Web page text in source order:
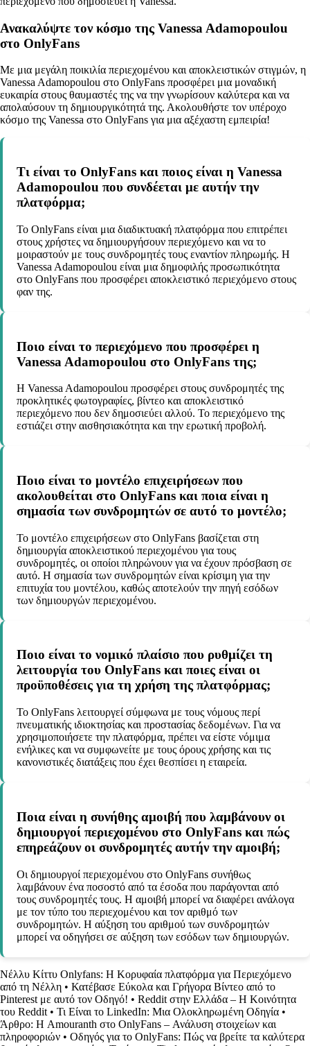
Ανακαλύψτε τον κόσμο της Vanessa Adamopoulou
στο OnlyFans
Με μια μεγάλη ποικιλία περιεχομένου και αποκλειστικών στιγμών, η
Vanessa Adamopoulou στο OnlyFans προσφέρει μια μοναδική
ευκαιρία στους θαυμαστές της να την γνωρίσουν καλύτερα και να
απολαύσουν τη δημιουργικότητά της. Ακολουθήστε τον υπέροχο
κόσμο της Vanessa στο OnlyFans για μια αξέχαστη εμπειρία!
Τι είναι το OnlyFans και ποιος είναι η Vanessa
Adamopoulou που συνδέεται με αυτήν την
πλατφόρμα;
Το OnlyFans είναι μια διαδικτυακή πλατφόρμα που επιτρέπει
στους χρήστες να δημιουργήσουν περιεχόμενο και να το
μοιραστούν με τους συνδρομητές τους εναντίον πληρωμής. Η
Vanessa Adamopoulou είναι μια δημοφιλής προσωπικότητα
στο OnlyFans που προσφέρει αποκλειστικό περιεχόμενο στους
φαν της.
Ποιο είναι το περιεχόμενο που προσφέρει η
Vanessa Adamopoulou στο OnlyFans της;
Η Vanessa Adamopoulou προσφέρει στους συνδρομητές της
προκλητικές φωτογραφίες, βίντεο και αποκλειστικό
περιεχόμενο που δεν δημοσιεύει αλλού. Το περιεχόμενο της
εστιάζει στην αισθησιακότητα και την ερωτική προβολή.
Ποιο είναι το μοντέλο επιχειρήσεων που
ακολουθείται στο OnlyFans και ποια είναι η
σημασία των συνδρομητών σε αυτό το μοντέλο;
Το μοντέλο επιχειρήσεων στο OnlyFans βασίζεται στη
δημιουργία αποκλειστικού περιεχομένου για τους
συνδρομητές, οι οποίοι πληρώνουν για να έχουν πρόσβαση σε
αυτό. Η σημασία των συνδρομητών είναι κρίσιμη για την
επιτυχία του μοντέλου, καθώς αποτελούν την πηγή εσόδων
των δημιουργών περιεχομένου.
Ποιο είναι το νομικό πλαίσιο που ρυθμίζει τη
λειτουργία του OnlyFans και ποιες είναι οι
προϋποθέσεις για τη χρήση της πλατφόρμας;
Το OnlyFans λειτουργεί σύμφωνα με τους νόμους περί
πνευματικής ιδιοκτησίας και προστασίας δεδομένων. Για να
χρησιμοποιήσετε την πλατφόρμα, πρέπει να είστε νόμιμα
ενήλικες και να συμφωνείτε με τους όρους χρήσης και τις
κανονιστικές διατάξεις που έχει θεσπίσει η εταιρεία.
Ποια είναι η συνήθης αμοιβή που λαμβάνουν οι
δημιουργοί περιεχομένου στο OnlyFans και πώς
επηρεάζουν οι συνδρομητές αυτήν την αμοιβή;
Οι δημιουργοί περιεχομένου στο OnlyFans συνήθως
λαμβάνουν ένα ποσοστό από τα έσοδα που παράγονται από
τους συνδρομητές τους. Η αμοιβή μπορεί να διαφέρει ανάλογα
με τον τύπο του περιεχομένου και τον αριθμό των
συνδρομητών. Η αύξηση του αριθμού των συνδρομητών
μπορεί να οδηγήσει σε αύξηση των εσόδων των δημιουργών.
Νέλλυ Κίττυ Onlyfans: Η Κορυφαία πλατφόρμα για Περιεχόμενο
από τη Νέλλη • Κατέβασε Εύκολα και Γρήγορα Βίντεο από το
Pinterest με αυτό τον Οδηγό! • Reddit στην Ελλάδα – Η Κοινότητα
του Reddit • Τι Είναι το LinkedIn: Μια Ολοκληρωμένη Οδηγία •
Άρθρο: Η Amouranth στο OnlyFans – Ανάλυση στοιχείων και
πληροφοριών • Οδηγός για το OnlyFans: Πώς να βρείτε τα καλύτερα